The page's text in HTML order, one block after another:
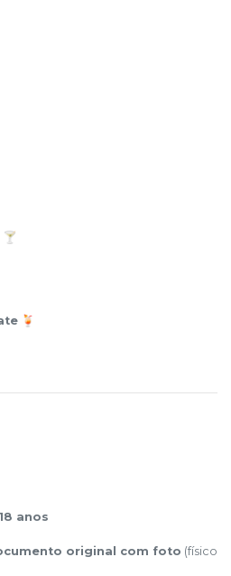
🍸
🍹
anos
original com foto (físico